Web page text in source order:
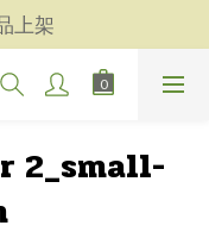
選商品
上架
選商品
2_small-